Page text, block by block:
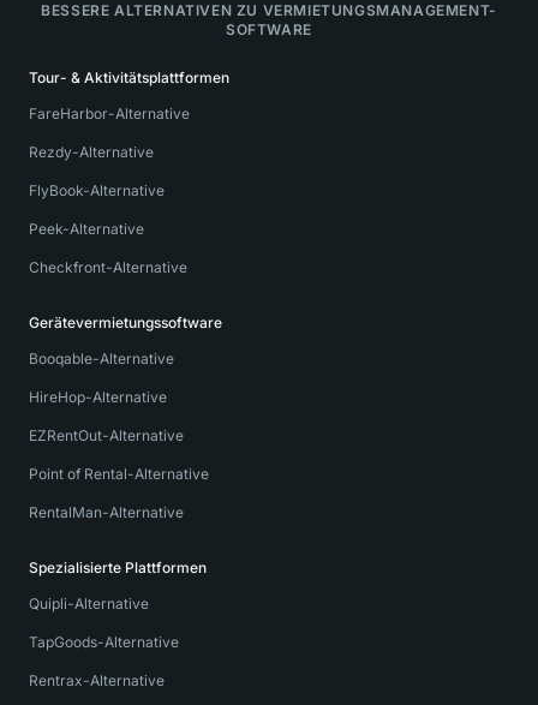
BESSERE ALTERNATIVEN ZU VERMIETUNGSMANAGEMENT-
SOFTWARE
Tour- & Aktivitätsplattformen
FareHarbor-Alternative
Rezdy-Alternative
FlyBook-Alternative
Peek-Alternative
Checkfront-Alternative
Gerätevermietungssoftware
Booqable-Alternative
HireHop-Alternative
EZRentOut-Alternative
Point of Rental-Alternative
RentalMan-Alternative
Spezialisierte Plattformen
Quipli-Alternative
TapGoods-Alternative
Rentrax-Alternative